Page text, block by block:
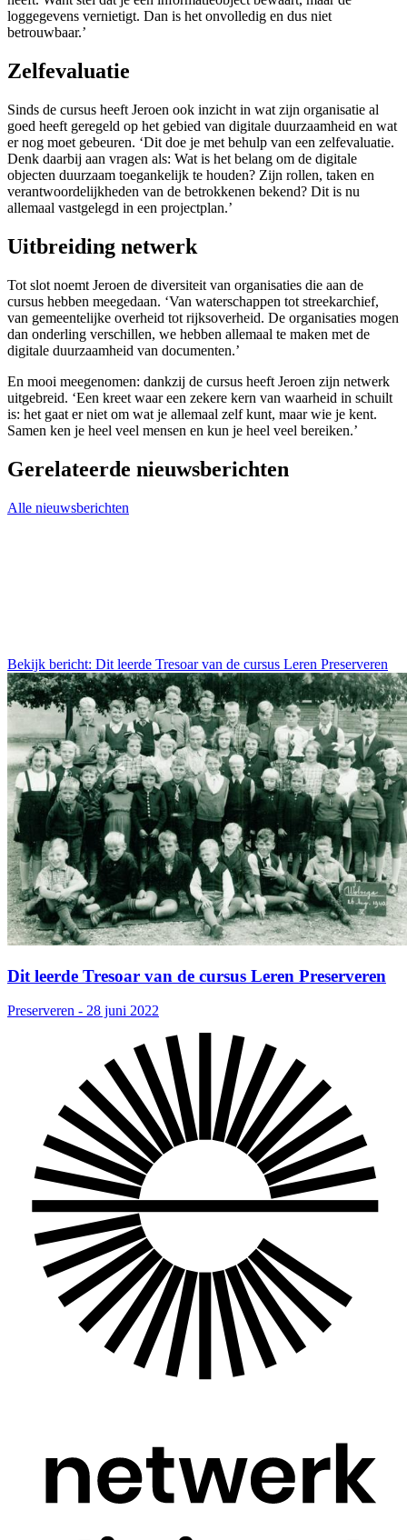
loggegevens vernietigt. Dan is het onvolledig en dus niet
betrouwbaar.’
Zelfevaluatie
Sinds de cursus heeft Jeroen ook inzicht in wat zijn organisatie al
goed heeft geregeld op het gebied van digitale duurzaamheid en wat
er nog moet gebeuren. ‘Dit doe je met behulp van een zelfevaluatie.
Denk daarbij aan vragen als: Wat is het belang om de digitale
objecten duurzaam toegankelijk te houden? Zijn rollen, taken en
verantwoordelijkheden van de betrokkenen bekend? Dit is nu
allemaal vastgelegd in een projectplan.’
Uitbreiding netwerk
Tot slot noemt Jeroen de diversiteit van organisaties die aan de
cursus hebben meegedaan. ‘Van waterschappen tot streekarchief,
van gemeentelijke overheid tot rijksoverheid. De organisaties mogen
dan onderling verschillen, we hebben allemaal te maken met de
digitale duurzaamheid van documenten.’
En mooi meegenomen: dankzij de cursus heeft Jeroen zijn netwerk
uitgebreid. ‘Een kreet waar een zekere kern van waarheid in schuilt
is: het gaat er niet om wat je allemaal zelf kunt, maar wie je kent.
Samen ken je heel veel mensen en kun je heel veel bereiken.’
Gerelateerde nieuwsberichten
Alle nieuwsberichten
Bekijk bericht: Dit leerde Tresoar van de cursus Leren Preserveren
Dit leerde Tresoar van de cursus Leren Preserveren
Preserveren - 28 juni 2022